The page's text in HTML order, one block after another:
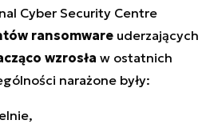
Cyber Security Centre
ransomware uderzających
wzrosła w ostatnich
narażone były: